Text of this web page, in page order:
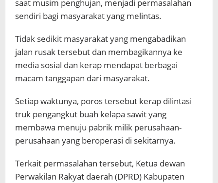
saat musim penghujan, menjadi permasalahan
sendiri bagi masyarakat yang melintas.
Tidak sedikit masyarakat yang mengabadikan
jalan rusak tersebut dan membagikannya ke
media sosial dan kerap mendapat berbagai
macam tanggapan dari masyarakat.
Setiap waktunya, poros tersebut kerap dilintasi
truk pengangkut buah kelapa sawit yang
membawa menuju pabrik milik perusahaan-
perusahaan yang beroperasi di sekitarnya.
Terkait permasalahan tersebut, Ketua dewan
Perwakilan Rakyat daerah (DPRD) Kabupaten